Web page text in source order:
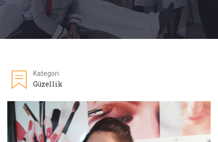
Kategori
Güzellik